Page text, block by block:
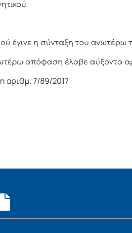
έγιvε η σύvταξη τoυ αvωτέρω
απόφαση έλαβε αύξοντα
αριθμ. 7/89/2017